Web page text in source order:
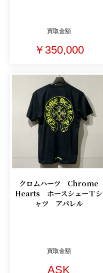
買取金額
￥350,000
クロムハーツ Chrome
Hearts ホースシューＴシ
ャツ アパレル
買取金額
ASK